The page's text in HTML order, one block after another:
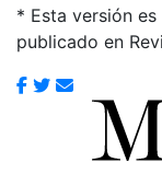
* Esta versión
publicado en